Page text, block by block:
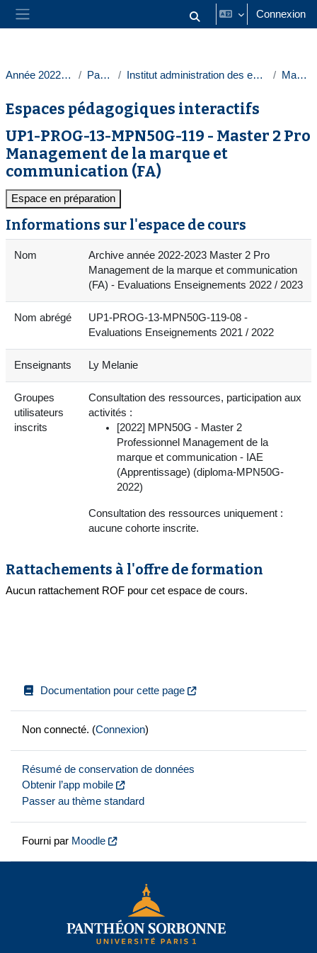
Passer au contenu principal
Panneau latéral Activer/désactiver la saisie
Connexion
Année 2022-2023 Paris 1 Institut administration des entreprises Masters
Espaces pédagogiques interactifs
UP1-PROG-13-MPN50G-119 - Master 2 Pro
Management de la marque et
communication (FA)
Espace en préparation
Informations sur l'espace de cours
Nom
Archive année 2022-2023 Master 2 Pro
Management de la marque et communication
(FA) - Evaluations Enseignements 2022 / 2023
Nom abrégé
UP1-PROG-13-MPN50G-119-08 -
Evaluations Enseignements 2021 / 2022
Enseignants Ly Melanie
Groupes
utilisateurs
inscrits
Consultation des ressources, participation aux
activités :
[2022] MPN50G - Master 2
Professionnel Management de la
marque et communication - IAE
(Apprentissage) (diploma-MPN50G-
2022)
Consultation des ressources uniquement :
aucune cohorte inscrite.
Rattachements à l'offre de formation
Aucun rattachement ROF pour cet espace de cours.
Documentation pour cette page
Non connecté. (Connexion)
Résumé de conservation de données
Obtenir l’app mobile
Passer au thème standard
Fourni par Moodle